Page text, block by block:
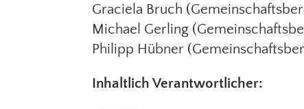
Graciela Bruch
Michael Gerling
Philipp Hübner
Inhaltlich Verantwortlicher: